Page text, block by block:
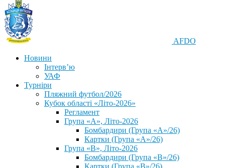
AFDO
Новини
Інтерв’ю
УАФ
Турніри
Пляжний футбол/2026
Кубок області «Літо-2026»
Регламент
Група «А», Літо-2026
Бомбардири (Група «А»/26)
Картки (Група «А»/26)
Група «В», Літо-2026
Бомбардири (Група «В»/26)
Картки (Група «В»/26)